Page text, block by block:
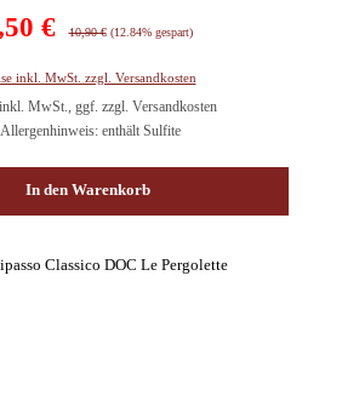
€ Regulärer Preis:
10,90 € (12.84% gespart)
inkl. MwSt. zzgl. Versandkosten
MwSt., ggf. zzgl. Versandkosten
Allergenhinweis: enthält Sulfite
In den Warenkorb